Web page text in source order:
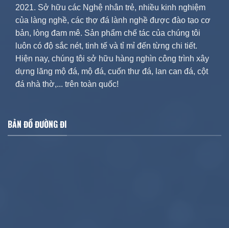
2021. Sở hữu các Nghệ nhân trẻ, nhiều kinh nghiệm
của làng nghề, các thợ đá lành nghề được đào tạo cơ
bản, lòng đam mê. Sản phẩm chế tác của chúng tôi
luôn có độ sắc nét, tinh tế và tỉ mỉ đến từng chi tiết.
Hiện nay, chúng tôi sở hữu hàng nghìn công trình xây
dựng lăng mộ đá, mộ đá, cuốn thư đá, lan can đá, cột
đá nhà thờ,... trên toàn quốc!
BẢN ĐỒ ĐƯỜNG ĐI